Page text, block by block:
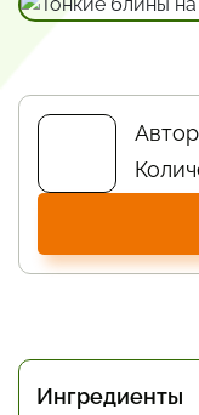
Ингредиенты